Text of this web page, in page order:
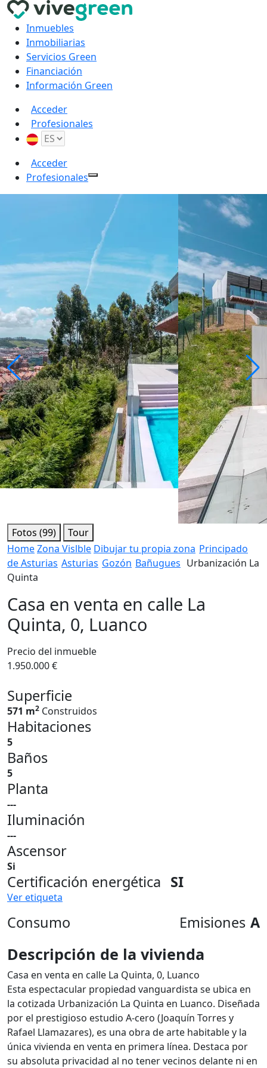
Inmuebles
Inmobiliarias
Servicios Green
Financiación
Información Green
Acceder
Profesionales
Acceder
Profesionales
Fotos (99)
Tour
HomeZona Vislble Dibujar tu propia zona Principado
de Asturias Asturias Gozón Bañugues Urbanización La
Quinta
Casa en venta en calle La
Quinta, 0, Luanco
Precio del inmueble
1.950.000 €
Superficie
571 m2 Construidos
Habitaciones
5
Baños
5
Planta
---
Iluminación
---
Ascensor
Si
Certificación energética SI
Ver etiqueta
Consumo Emisiones A
Descripción de la vivienda
Casa en venta en calle La Quinta, 0, Luanco
Esta espectacular propiedad vanguardista se ubica en
la cotizada Urbanización La Quinta en Luanco. Diseñada
por el prestigioso estudio A-cero (Joaquín Torres y
Rafael Llamazares), es una obra de arte habitable y la
única vivienda en venta en primera línea. Destaca por
su absoluta privacidad al no tener vecinos delante ni en